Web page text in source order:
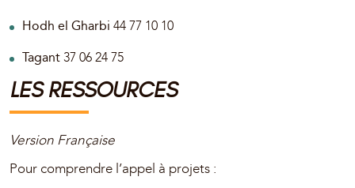
Hodh el Gharbi 44 77 10 10
Tagant 37 06 24 75
LES RESSOURCES
Version Française
Pour comprendre l’appel à projets :